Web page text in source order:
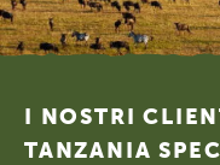
Footer
I NOSTRI
TANZANIA